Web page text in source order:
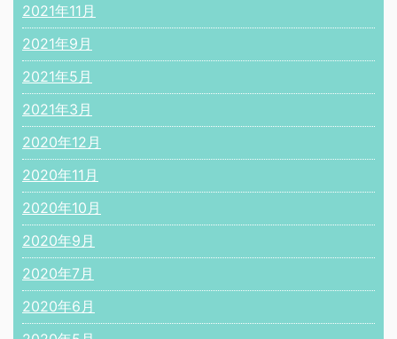
2021年11月
2021年9月
2021年5月
2021年3月
2020年12月
2020年11月
2020年10月
2020年9月
2020年7月
2020年6月